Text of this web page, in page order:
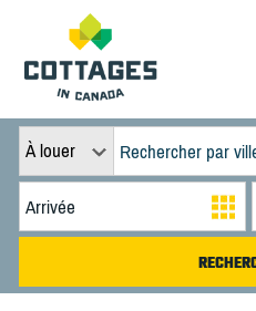
À louer